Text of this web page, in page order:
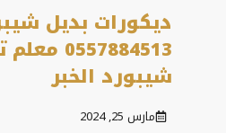
ديكورات بديل
شيبورد الخبر
مارس 25, 2024